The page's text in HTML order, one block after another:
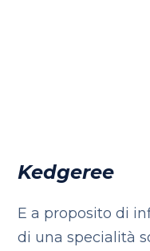
Kedgeree
E a proposito di
di una specialità